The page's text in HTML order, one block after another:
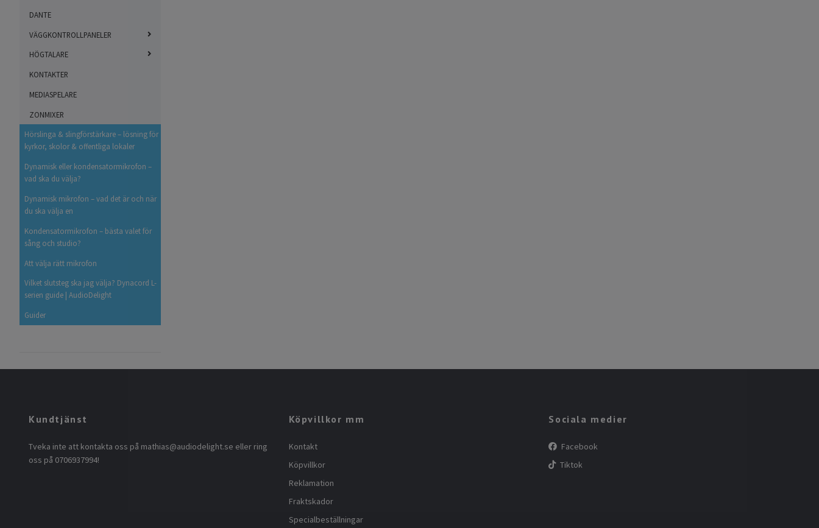
DANTE
VÄGGKONTROLLPANELER
HÖGTALARE
KONTAKTER
MEDIASPELARE
ZONMIXER
Hörslinga & slingförstärkare – lösning för
kyrkor, skolor & offentliga lokaler
Dynamisk eller kondensatormikrofon –
vad ska du välja?
Dynamisk mikrofon – vad det är och när
du ska välja en
Kondensatormikrofon – bästa valet för
sång och studio?
Att välja rätt mikrofon
Vilket slutsteg ska jag välja? Dynacord L-
serien guide | AudioDelight
Guider
Kundtjänst
Tveka inte att kontakta oss på mathias@audiodelight.se eller ring
oss på 0706937994!
Köpvillkor mm
Kontakt
Köpvillkor
Reklamation
Fraktskador
Specialbeställningar
Sociala medier
Facebook
Tiktok